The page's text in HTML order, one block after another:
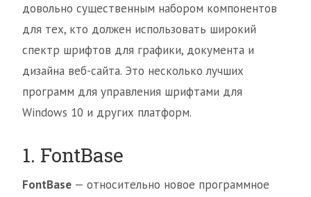
довольно существенным набором компонентов
для тех, кто должен использовать широкий
спектр шрифтов для графики, документа и
дизайна веб-сайта. Это несколько лучших
программ для управления шрифтами для
Windows 10 и других платформ.
1. FontBase
FontBase — относительно новое программное